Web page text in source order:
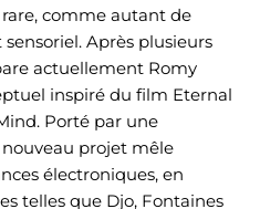
comme autant de
Après plusieurs
actuellement Romy
inspiré du film Eternal
Porté par une
projet mêle
électroniques, en
telles que Djo, Fontaines